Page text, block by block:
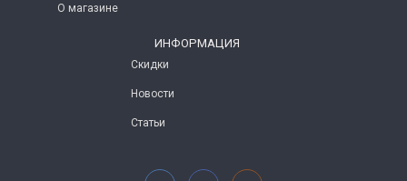
О магазине
ИНФОРМАЦИЯ
Скидки
Новости
Статьи